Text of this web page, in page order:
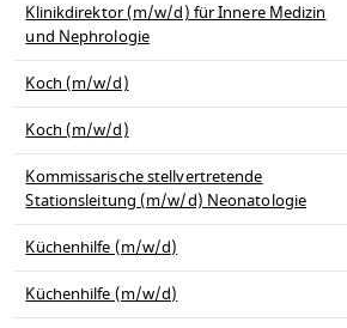
Klinikdirektor (m/w/d) für Innere Medizin
und Nephrologie
Koch (m/w/d)
Koch (m/w/d)
Kommissarische stellvertretende
Stationsleitung (m/w/d) Neonatologie
Küchenhilfe (m/w/d)
Küchenhilfe (m/w/d)